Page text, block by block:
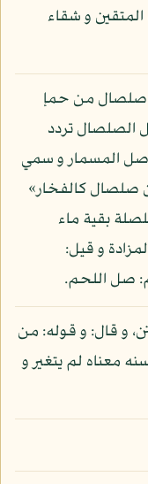
و شقاء
صلصال من حمإ
الصلصال تردد
صل المسمار و سمي
صلصال كالفخار»
بقية ماء
و قيل:
صل اللحم.
و قال: و قوله: من
معناه لم يتغير و